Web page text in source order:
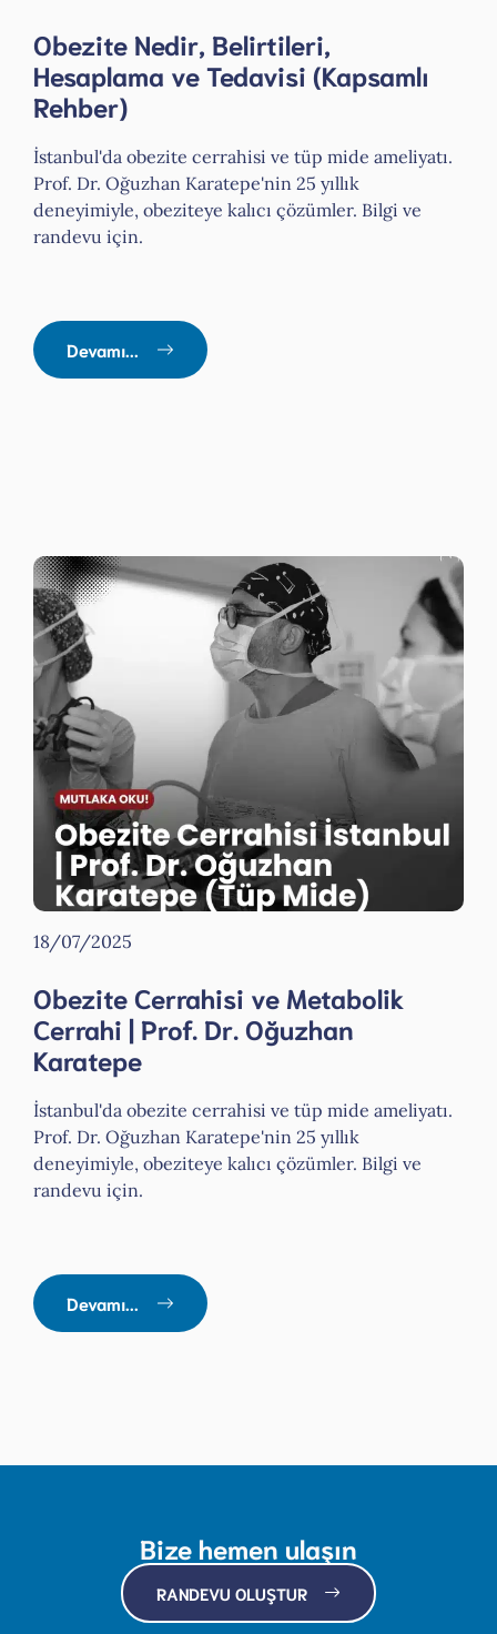
Obezite Nedir, Belirtileri,
Hesaplama ve Tedavisi (Kapsamlı
Rehber)
İstanbul'da obezite cerrahisi ve tüp mide ameliyatı.
Prof. Dr. Oğuzhan Karatepe'nin 25 yıllık
deneyimiyle, obeziteye kalıcı çözümler. Bilgi ve
randevu için.
Devamı...
18/07/2025
Obezite Cerrahisi ve Metabolik
Cerrahi | Prof. Dr. Oğuzhan
Karatepe
İstanbul'da obezite cerrahisi ve tüp mide ameliyatı.
Prof. Dr. Oğuzhan Karatepe'nin 25 yıllık
deneyimiyle, obeziteye kalıcı çözümler. Bilgi ve
randevu için.
Devamı...
Bize hemen ulaşın
RANDEVU OLUŞTUR